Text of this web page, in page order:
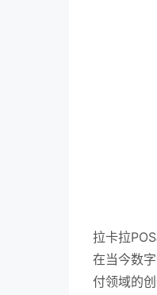
拉卡拉
在当今数
付领域的